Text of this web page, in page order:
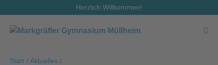
Inhalt
springen
Herzlich Willkommen!
Start / Aktuelles /